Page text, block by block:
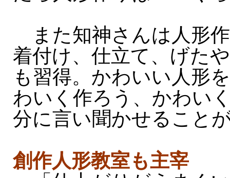
また知神さんは人形
着付け、仕立て、げた
も習得。かわいい人形
わいく作ろう、かわい
分に言い聞かせること
創作人形教室も主宰